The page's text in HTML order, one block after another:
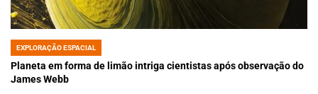
POSTED
IN
EXPLORAÇÃO ESPACIAL
Planeta em forma de limão intriga cientistas após observação do
James Webb